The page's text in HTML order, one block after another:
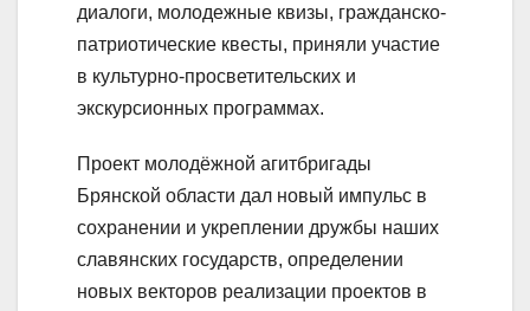
диалоги, молодежные квизы, гражданско-
патриотические квесты, приняли участие
в культурно-просветительских и
экскурсионных программах.
Проект молодёжной агитбригады
Брянской области дал новый импульс в
сохранении и укреплении дружбы наших
славянских государств, определении
новых векторов реализации проектов в